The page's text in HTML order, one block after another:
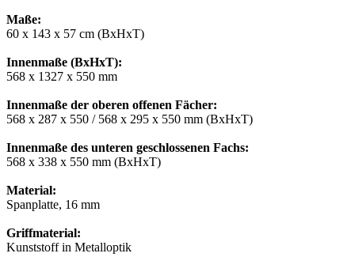
Maße:
60 x 143 x 57 cm (BxHxT)
Innenmaße (BxHxT):
568 x 1327 x 550 mm
Innenmaße der oberen offenen Fächer:
568 x 287 x 550 / 568 x 295 x 550 mm (BxHxT)
Innenmaße des unteren geschlossenen Fachs:
568 x 338 x 550 mm (BxHxT)
Material:
Spanplatte, 16 mm
Griffmaterial:
Kunststoff in Metalloptik